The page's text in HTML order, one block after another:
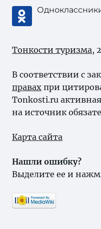
Тонкости туризма,
В соответствии с
правах при
Tonkosti.ru
на источник
Карта сайта
Нашли ошибку?
Выделите ее и